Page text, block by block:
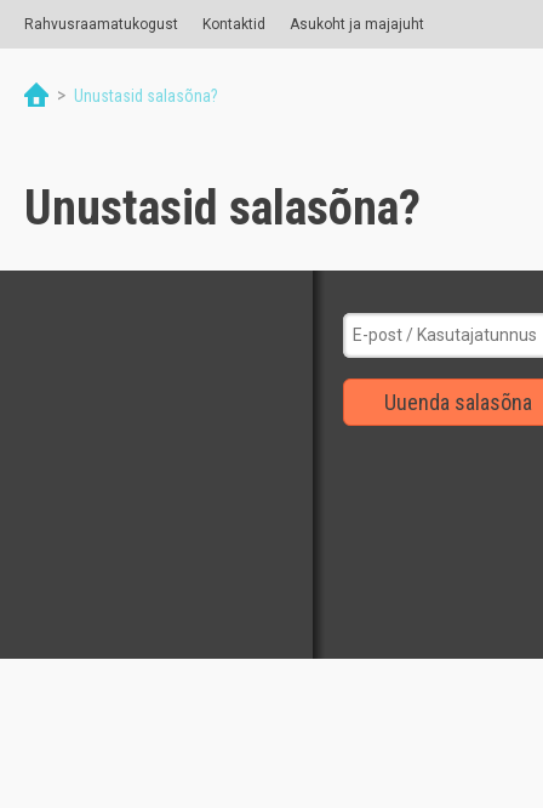
Rahvusraamatukogust Kontaktid Asukoht ja majajuht
> Unustasid salasõna?
Unustasid salasõna?
Uuenda salasõna